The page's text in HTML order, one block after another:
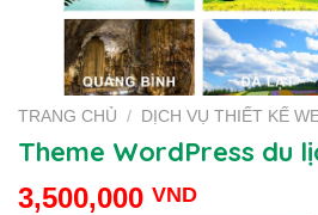
TRANG CHỦ / DỊCH VỤ THIẾT KẾ
Theme WordPress du
3,500,000 VND